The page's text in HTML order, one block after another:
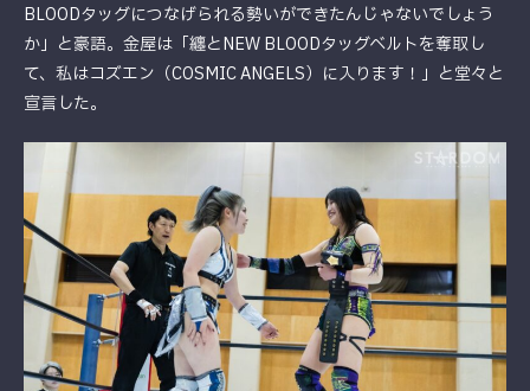
BLOODタッグにつなげられる勢いができたんじゃないでしょう
か」と豪語。金屋は「纏とNEW BLOODタッグベルトを奪取し
て、私はコズエン（COSMIC ANGELS）に入ります！」と堂々と
宣言した。